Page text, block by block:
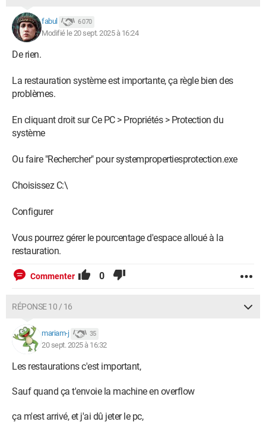
fabul 6 070
Modifié le 20 sept. 2025 à 16:24
De rien.
La restauration système est importante, ça règle bien des
problèmes.
En cliquant droit sur Ce PC > Propriétés > Protection du
système
Ou faire "Rechercher" pour systempropertiesprotection.exe
Choisissez C:\
Configurer
Vous pourrez gérer le pourcentage d'espace alloué à la
restauration.
Commenter 0
RÉPONSE 10 / 16
mariam-j 35
20 sept. 2025 à 16:32
Les restaurations c'est important,
Sauf quand ça t'envoie la machine en overflow
ça m'est arrivé, et j'ai dû jeter le pc,